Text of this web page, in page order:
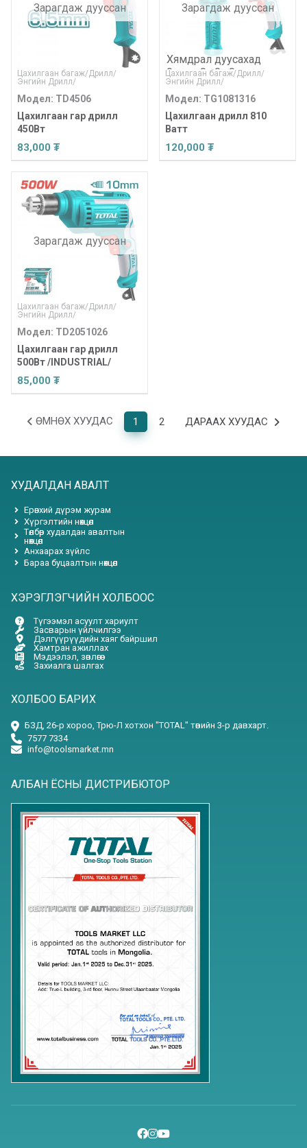
Зарагдаж дууссан
Цахилгаан багаж/Дрилл/
Энгийн Дрилл/
Модел: TD4506
Цахилгаан гар дрилл
450Вт
83,000 ₮
Зарагдаж дууссан
Хямдрал дуусахад
0 өдөр 0 : 0 : 0
Цахилгаан багаж/Дрилл/
Энгийн Дрилл/
Модел: TG1081316
Цахилгаан дрилл 810
Ватт
120,000 ₮
Зарагдаж дууссан
Цахилгаан багаж/Дрилл/
Энгийн Дрилл/
Модел: TD2051026
Цахилгаан гар дрилл
500Вт /INDUSTRIAL/
85,000 ₮
ӨМНӨХ ХУУДАС 1 2 ДАРААХ ХУУДАС
ХУДАЛДАН АВАЛТ
Ерөнхий дүрэм журам
Хүргэлтийн нөхцөл
Төлбөр худалдан авалтын
нөхцөл
Анхаарах зүйлс
Бараа буцаалтын нөхцөл
ХЭРЭГЛЭГЧИЙН ХОЛБООС
Түгээмэл асуулт хариулт
Засварын үйлчилгээ
Дэлгүүрүүдийн хаяг байршил
Хамтран ажиллах
Мэдээлэл, зөвлөгөө
Захиалга шалгах
ХОЛБОО БАРИХ
БЗД, 26-р хороо, Трю-Л хотхон "TOTAL" төвийн 3-р давхарт.
7577 7334
info@toolsmarket.mn
АЛБАН ЁСНЫ ДИСТРИБЮТОР